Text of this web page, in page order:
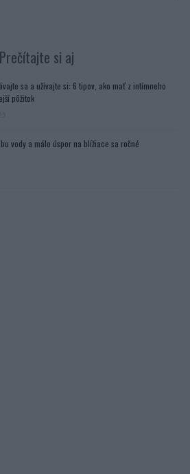
Prečítajte si aj
sa a užívajte si: 6 tipov, ako mať z intímneho
pôžitok
vody a málo úspor na blížiace sa ročné